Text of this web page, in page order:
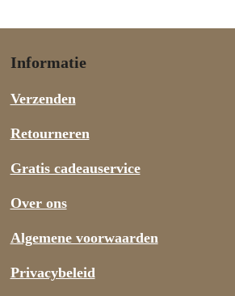
Informatie
Verzenden
Retourneren
Gratis cadeauservice
Over ons
Algemene voorwaarden
Privacybeleid